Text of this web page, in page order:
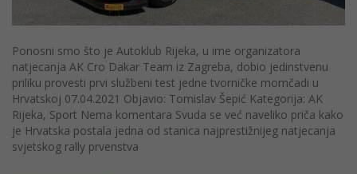
Ponosni smo što je Autoklub Rijeka, u ime organizatora
natjecanja AK Cro Dakar Team iz Zagreba, dobio jedinstvenu
priliku provesti prvi službeni test jedne tvorničke momčadi u
Hrvatskoj 07.04.2021 Objavio: Tomislav Šepić Kategorija: AK
Rijeka, Sport Nema komentara Svuda se već naveliko priča kako
je Hrvatska postala jedna od stanica najprestižnijeg natjecanja
svjetskog rally prvenstva